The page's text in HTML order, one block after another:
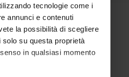
tecnologie come i
annunci e contenuti
la possibilità di scegliere
su questa proprietà
in qualsiasi momento
e/o degli interventi.